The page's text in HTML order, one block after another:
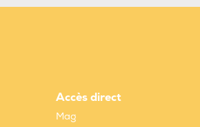
Accès direct
Mag